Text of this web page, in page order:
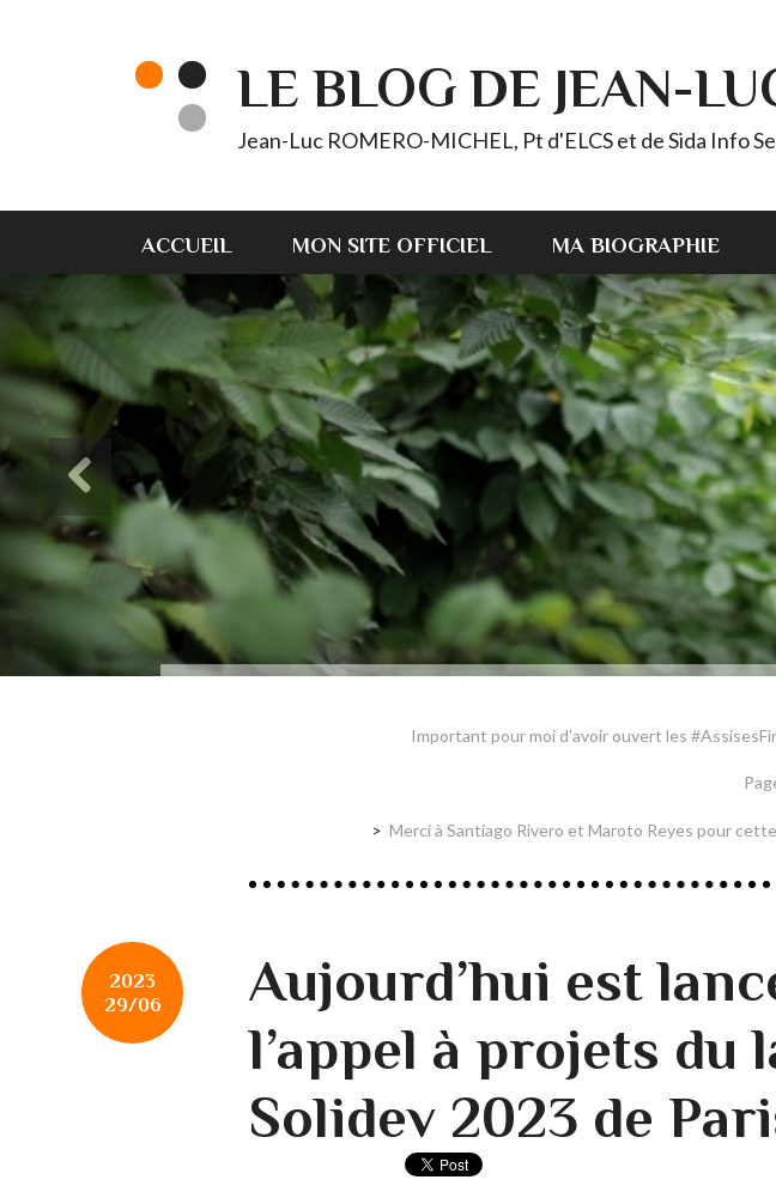
LE BLOG DE JEAN-
Jean-Luc ROMERO-MICHEL, Pt d'ELCS et de Sida Info
ACCUEIL MON SITE OFFICIEL MA BIOGRAPHIE
Important pour moi d’avoir ouvert les
Merci à Santiago Rivero et Maroto Reyes pour
2023
29/06
Aujourd’hui est
l’appel à projets du
Solidev 2023 de